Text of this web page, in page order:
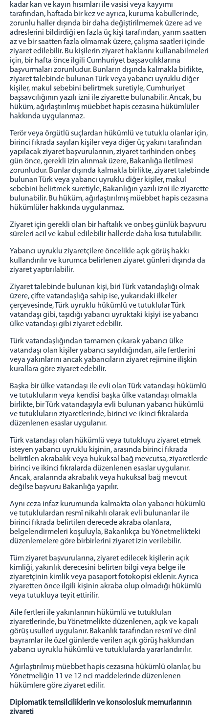
kadar kan ve kayın hısımları ile vasisi veya kayyımı
tarafından, haftada bir kez ve ayrıca, kuruma kabullerinde,
zorunlu haller dışında bir daha değiştirilmemek üzere ad ve
adreslerini bildirdiği en fazla üç kişi tarafından, yarım saatten
az ve bir saatten fazla olmamak üzere, çalışma saatleri içinde
ziyaret edilebilir. Bu kişilerin ziyaret haklarını kullanabilmeleri
için, bir hafta önce ilgili Cumhuriyet başsavcılıklarına
başvurmaları zorunludur. Bunların dışında kalmakla birlikte,
ziyaret talebinde bulunan Türk veya yabancı uyruklu diğer
kişiler, makul sebebini belirtmek suretiyle, Cumhuriyet
başsavcılığının yazılı izni ile ziyarette bulunabilir. Ancak, bu
hüküm, ağırlaştırılmış müebbet hapis cezasına hükümlüler
hakkında uygulanmaz.
Terör veya örgütlü suçlardan hükümlü ve tutuklu olanlar için,
birinci fıkrada sayılan kişiler veya diğer üç yakını tarafından
yapılacak ziyaret başvurularının, ziyaret tarihinden onbeş
gün önce, gerekli izin alınmak üzere, Bakanlığa iletilmesi
zorunludur. Bunlar dışında kalmakla birlikte, ziyaret talebinde
bulunan Türk veya yabancı uyruklu diğer kişiler, makul
sebebini belirtmek suretiyle, Bakanlığın yazılı izni ile ziyarette
bulunabilir. Bu hüküm, ağırlaştırılmış müebbet hapis cezasına
hükümlüler hakkında uygulanmaz.
Ziyaret için gerekli olan bir haftalık ve onbeş günlük başvuru
süreleri acil ve kabul edilebilir hallerde daha kısa tutulabilir.
Yabancı uyruklu ziyaretçilere öncelikle açık görüş hakkı
kullandırılır ve kurumca belirlenen ziyaret günleri dışında da
ziyaret yaptırılabilir.
Ziyaret talebinde bulunan kişi, biri Türk vatandaşlığı olmak
üzere, çifte vatandaşlığa sahip ise, yukarıdaki ilkeler
çerçevesinde, Türk uyruklu hükümlü ve tutuklular Türk
vatandaşı gibi, taşıdığı yabancı uyruktaki kişiyi ise yabancı
ülke vatandaşı gibi ziyaret edebilir.
Türk vatandaşlığından tamamen çıkarak yabancı ülke
vatandaşı olan kişiler yabancı sayıldığından, aile fertlerini
veya yakınlarını ancak yabancıların ziyaret rejimine ilişkin
kurallara göre ziyaret edebilir.
Başka bir ülke vatandaşı ile evli olan Türk vatandaşı hükümlü
ve tutukluların veya kendisi başka ülke vatandaşı olmakla
birlikte, bir Türk vatandaşıyla evli bulunan yabancı hükümlü
ve tutukluların ziyaretlerinde, birinci ve ikinci fıkralarda
düzenlenen esaslar uygulanır.
Türk vatandaşı olan hükümlü veya tutukluyu ziyaret etmek
isteyen yabancı uyruklu kişinin, arasında birinci fıkrada
belirtilen akrabalık veya hukuksal bağ mevcutsa, ziyaretlerde
birinci ve ikinci fıkralarda düzenlenen esaslar uygulanır.
Ancak, aralarında akrabalık veya hukuksal bağ mevcut
değilse başvuru Bakanlığa yapılır.
Aynı ceza infaz kurumunda kalmakta olan yabancı hükümlü
ve tutuklulardan resmî nikahlı olarak evli bulunanlar ile
birinci fıkrada belirtilen derecede akraba olanlara,
belgelendirmeleri koşuluyla, Bakanlıkça bu Yönetmelikteki
düzenlemelere göre birbirlerini ziyaret izin verilebilir.
Tüm ziyaret başvurularına, ziyaret edilecek kişilerin açık
kimliği, yakınlık derecesini belirten bilgi veya belge ile
ziyaretçinin kimlik veya pasaport fotokopisi eklenir. Ayrıca
ziyaretten önce ilgili kişinin akraba olup olmadığı hükümlü
veya tutukluya teyit ettirilir.
Aile fertleri ile yakınlarının hükümlü ve tutukluları
ziyaretlerinde, bu Yönetmelikte düzenlenen, açık ve kapalı
görüş usulleri uygulanır. Bakanlık tarafından resmî ve dinî
bayramlar ile özel günlerde verilen açık görüş hakkından
yabancı uyruklu hükümlü ve tutuklularda yararlandırılır.
Ağırlaştırılmış müebbet hapis cezasına hükümlü olanlar, bu
Yönetmeliğin 11 ve 12 nci maddelerinde düzenlenen
hükümlere göre ziyaret edilir.
Diplomatik temsilciliklerin ve konsolosluk memurlarının
ziyareti